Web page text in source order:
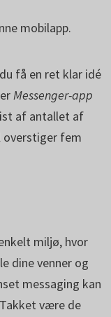
mobilapp.
få en ret klar idé
Messenger-app
af antallet af
overstiger fem
miljø, hvor
dine venner og
messaging kan
være de